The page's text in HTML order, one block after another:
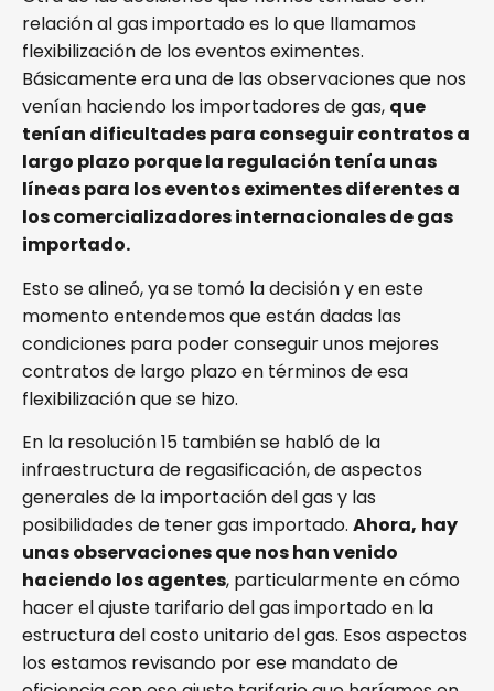
relación al gas importado es lo que llamamos
flexibilización de los eventos eximentes.
Básicamente era una de las observaciones que nos
venían haciendo los importadores de gas, que
tenían dificultades para conseguir contratos a
largo plazo porque la regulación tenía unas
líneas para los eventos eximentes diferentes a
los comercializadores internacionales de gas
importado.
Esto se alineó, ya se tomó la decisión y en este
momento entendemos que están dadas las
condiciones para poder conseguir unos mejores
contratos de largo plazo en términos de esa
flexibilización que se hizo.
En la resolución 15 también se habló de la
infraestructura de regasificación, de aspectos
generales de la importación del gas y las
posibilidades de tener gas importado. Ahora, hay
unas observaciones que nos han venido
haciendo los agentes, particularmente en cómo
hacer el ajuste tarifario del gas importado en la
estructura del costo unitario del gas. Esos aspectos
los estamos revisando por ese mandato de